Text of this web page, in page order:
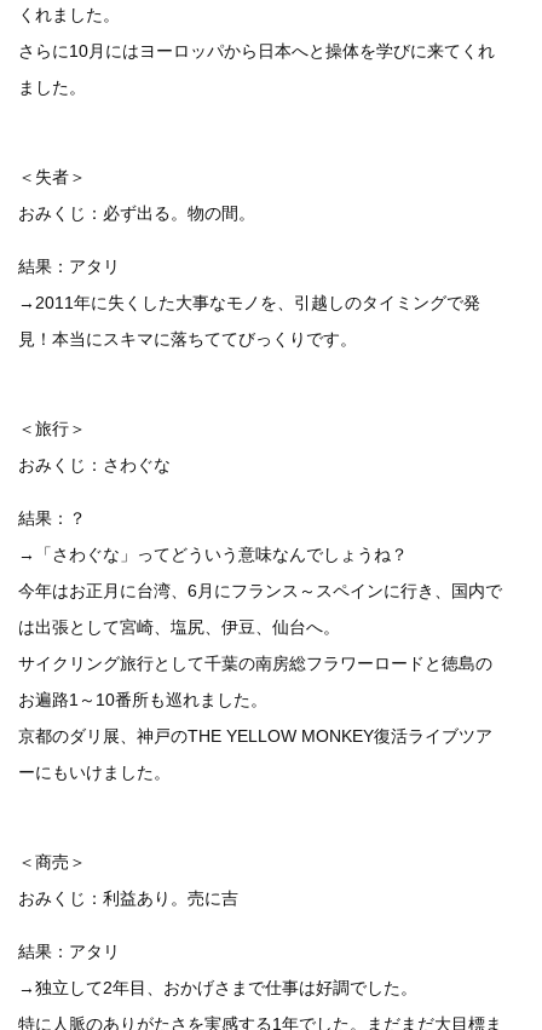
くれました。
さらに10月にはヨーロッパから日本へと操体を学びに来てくれ
ました。
＜失者＞
おみくじ：必ず出る。物の間。
結果：アタリ
→2011年に失くした大事なモノを、引越しのタイミングで発
見！本当にスキマに落ちててびっくりです。
＜旅行＞
おみくじ：さわぐな
結果：？
→「さわぐな」ってどういう意味なんでしょうね？
今年はお正月に台湾、6月にフランス～スペインに行き、国内で
は出張として宮崎、塩尻、伊豆、仙台へ。
サイクリング旅行として千葉の南房総フラワーロードと徳島の
お遍路1～10番所も巡れました。
京都のダリ展、神戸のTHE YELLOW MONKEY復活ライブツア
ーにもいけました。
＜商売＞
おみくじ：利益あり。売に吉
結果：アタリ
→独立して2年目、おかげさまで仕事は好調でした。
特に人脈のありがたさを実感する1年でした。まだまだ大目標ま